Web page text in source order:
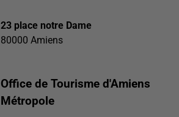
23 place notre Dame
80000 Amiens
Office de Tourisme d'Amiens
Métropole